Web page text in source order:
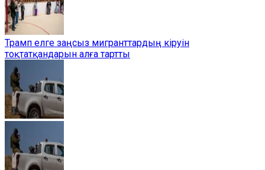
Трамп елге заңсыз мигранттардың кіруін
тоқтатқандарын алға тартты